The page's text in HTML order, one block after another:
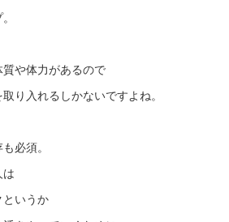
や体力があるので
り入れるしかないですよね。
必須。
いうか